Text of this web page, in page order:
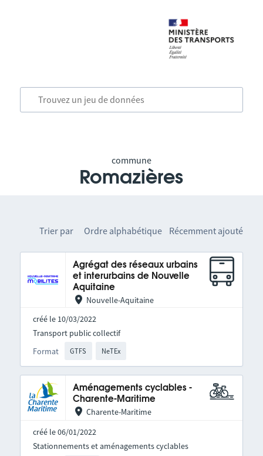
commune
Romazières
Trier par Ordre alphabétique Récemment ajouté
Agrégat des réseaux urbains
et interurbains de Nouvelle
Aquitaine
Nouvelle-Aquitaine
créé le 10/03/2022
Format GTFS NeTEx
Transport public collectif
Aménagements cyclables -
Charente-Maritime
Charente-Maritime
créé le 06/01/2022
Stationnements et aménagements cyclables